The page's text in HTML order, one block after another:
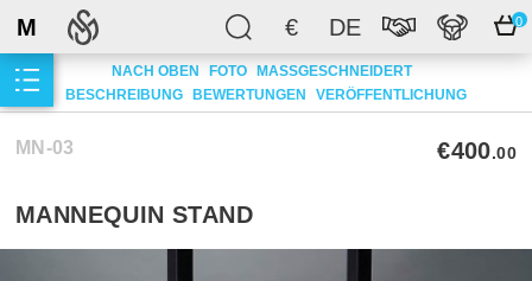
€ DE 0
M
NACH OBEN FOTO
MASSGESCHNEIDERT
BESCHREIBUNG BEWERTUNGEN VERÖFFENTLICHUNG
MN-03 €400.00
MANNEQUIN STAND